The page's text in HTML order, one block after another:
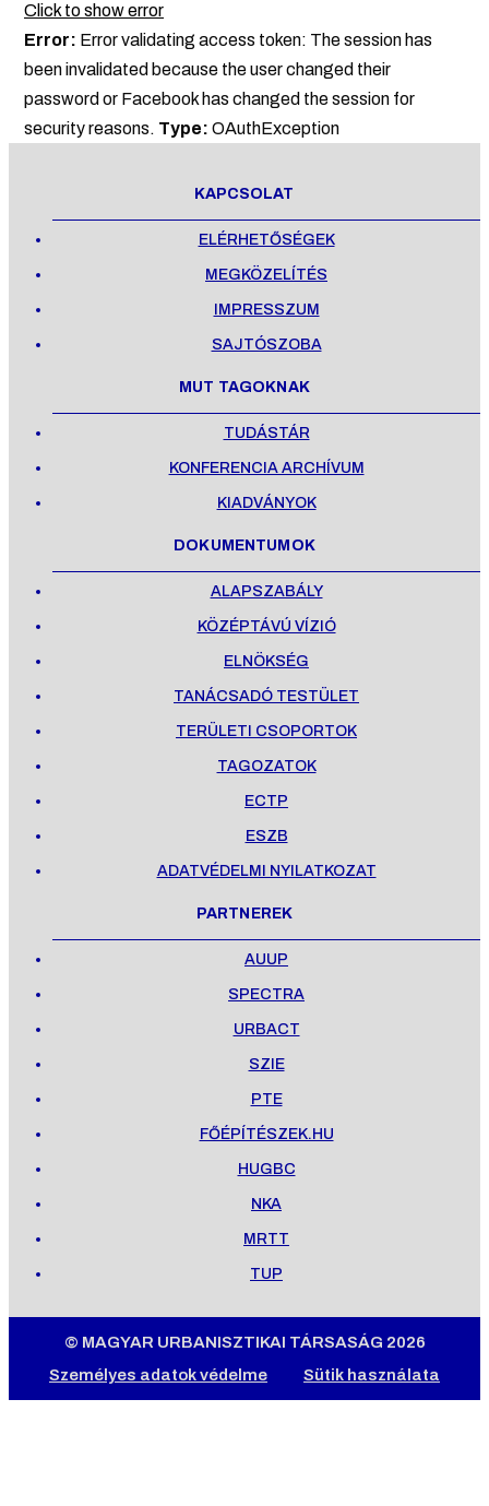
Click to show error
Error: Error validating access token: The session has
been invalidated because the user changed their
password or Facebook has changed the session for
security reasons. Type: OAuthException
KAPCSOLAT
ELÉRHETŐSÉGEK
MEGKÖZELÍTÉS
IMPRESSZUM
SAJTÓSZOBA
MUT TAGOKNAK
TUDÁSTÁR
KONFERENCIA ARCHÍVUM
KIADVÁNYOK
DOKUMENTUMOK
ALAPSZABÁLY
KÖZÉPTÁVÚ VÍZIÓ
ELNÖKSÉG
TANÁCSADÓ TESTÜLET
TERÜLETI CSOPORTOK
TAGOZATOK
ECTP
ESZB
ADATVÉDELMI NYILATKOZAT
PARTNEREK
AUUP
SPECTRA
URBACT
SZIE
PTE
FŐÉPÍTÉSZEK.HU
HUGBC
NKA
MRTT
TUP
© MAGYAR URBANISZTIKAI TÁRSASÁG 2026
Személyes adatok védelme
Sütik használata